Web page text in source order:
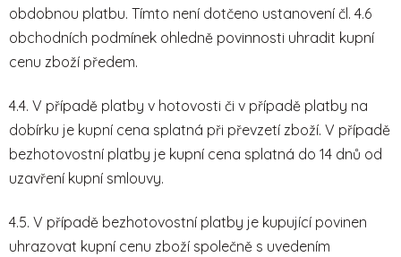
obdobnou platbu. Tímto není dotčeno ustanovení čl. 4.6
obchodních podmínek ohledně povinnosti uhradit kupní
cenu zboží předem.
4.4. V případě platby v hotovosti či v případě platby na
dobírku je kupní cena splatná při převzetí zboží. V případě
bezhotovostní platby je kupní cena splatná do 14 dnů od
uzavření kupní smlouvy.
4.5. V případě bezhotovostní platby je kupující povinen
uhrazovat kupní cenu zboží společně s uvedením